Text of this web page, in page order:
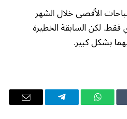
نفذ أكثر من 3500 مستوطن أكثر من 25 اقتحاما لباحات الأقصى خلال الشهر
الجاري فقط. لكن السابقة الخطيرة
بشكل كبير.
واتساب تيلقرام
البريد